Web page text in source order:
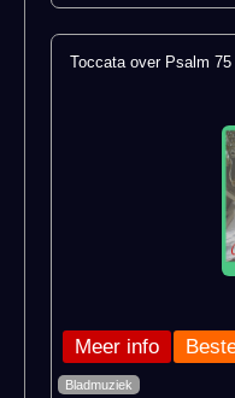
Toccata over Psalm 75
Meer info
Bladmuziek